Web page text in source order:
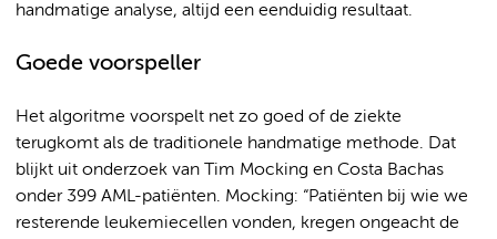
handmatige analyse, altijd een eenduidig resultaat.
Goede voorspeller
Het algoritme voorspelt net zo goed of de ziekte
terugkomt als de traditionele handmatige methode. Dat
blijkt uit onderzoek van Tim Mocking en Costa Bachas
onder 399 AML-patiënten. Mocking: “Patiënten bij wie we
resterende leukemiecellen vonden, kregen ongeacht de